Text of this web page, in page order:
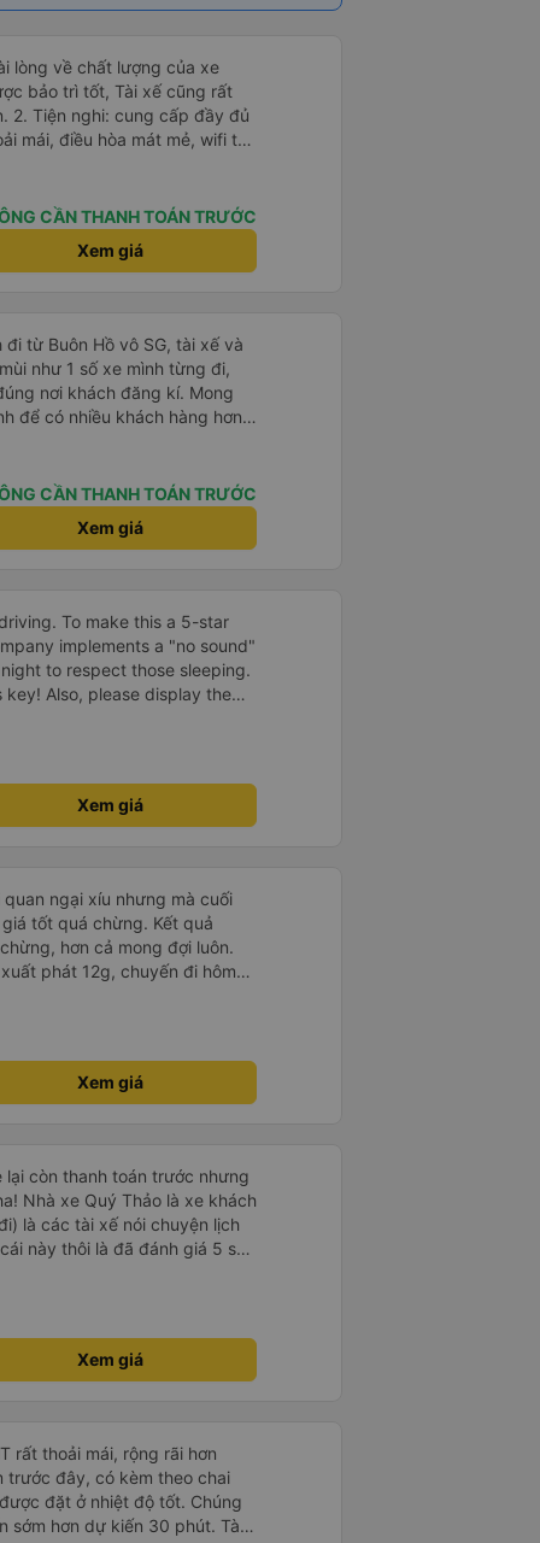
bảo trì tốt, Tài xế cũng rất
mái, điều hòa mát mẻ, wifi tốc
gian và độ
chất lượng và tiện ích được
tôi và tôi sẽ sử dụng dịch vụ
cơ hội.
CẦN THANH TOÁN TRƯỚC
Xem giá
từ Buôn Hồ vô SG, tài xế và
như 1 số xe mình từng đi,
nơi khách đăng kí. Mong
để có nhiều khách hàng hơn
CẦN THANH TOÁN TRƯỚC
Xem giá
To make this a 5-star
implements a "no sound"
to respect those sleeping.
key! Also, please display the
cabin for convenience. I
quy định rõ ràng về việc giữ im
vào ban đêm để tránh làm
xe trong tương lai!
Xem giá
ngại xíu nhưng mà cuối
tốt quá chừng. Kết quả
hơn cả mong đợi luôn.
phát 12g, chuyến đi hôm
điểm: - Mấy bạn CSKH kỹ
- Nhà vệ sinh trên xe sạch
kin kít nhưng rất sạch sẽ,
và mình đến bến Chu Văn An
đối với mình. 2. Khuyết điểm: -
Đà Lạt trong bán kính 5km,
Mới đầu mình tưởng có trung
có xin lỗi và báo lại chỉ dừng
Mã Lò được thì tiện cho
giữ được phong độ như thế
Xem giá
còn thanh toán trước nhưng
Nhà xe Quý Thảo là xe khách
là các tài xế nói chuyện lịch
này thôi là đã đánh giá 5 sao
rất dễ thương chứ không có
Xem giá
rất thoải mái, rộng rãi hơn
trước đây, có kèm theo chai
đặt ở nhiệt độ tốt. Chúng
sớm hơn dự kiến 30 phút. Tài